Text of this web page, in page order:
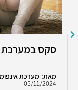
סקס במערכת
מאת: מערכת
05/11/2024